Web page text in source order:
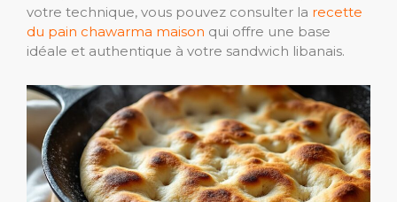
votre technique, vous pouvez consulter la recette
du pain chawarma maison qui offre une base
idéale et authentique à votre sandwich libanais.